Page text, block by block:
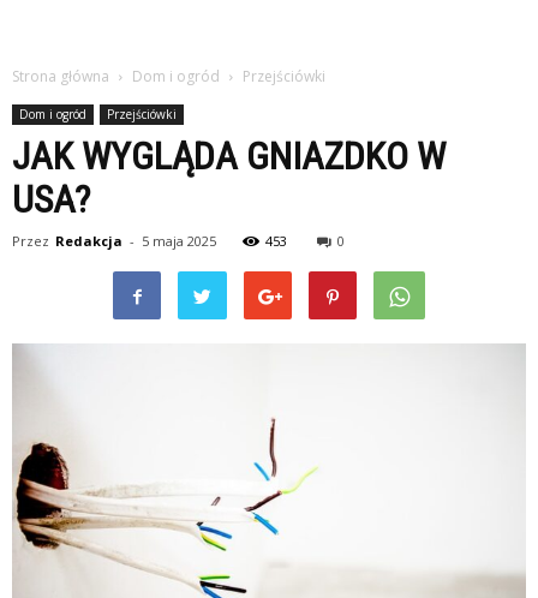
Strona główna Dom i ogród Przejściówki
Dom i ogród Przejściówki
JAK WYGLĄDA GNIAZDKO W
USA?
Przez Redakcja - 5 maja 2025 453 0